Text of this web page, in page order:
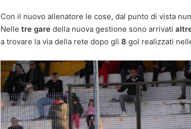
Con il nuovo allenatore le cose, dal punto di vista
Nelle tre gare della nuova gestione sono arrivati
a trovare la via della rete dopo gli 8 gol realizzati